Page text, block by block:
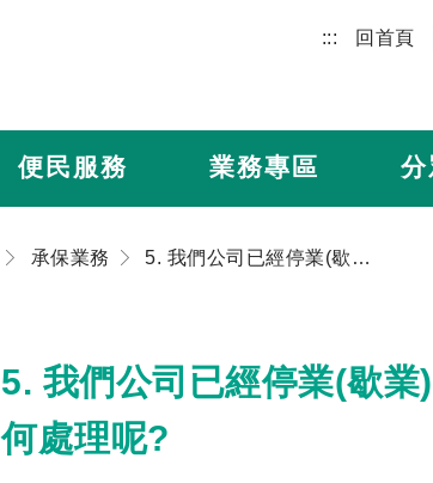
::: 回首頁
便民服務 業務專區 分
承保業務 5. 我們公司已經停業(歇業)，老闆新成立了一家公司，員工的勞保要如何處理呢?
5. 我們公司已經停業(歇業
何處理呢?